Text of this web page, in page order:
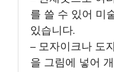
를 쓸 수 있어 미
있습니다.
– 모자이크나 도
을 그림에 넣어